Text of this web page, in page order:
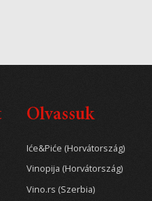
Olvassuk
Iće&Piće (Horvátország)
Vinopija (Horvátország)
Vino.rs (Szerbia)